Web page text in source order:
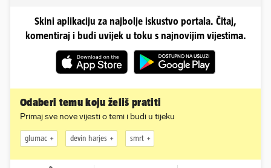
Skini aplikaciju za najbolje iskustvo portala. Čitaj,
komentiraj i budi uvijek u toku s najnovijim vijestima.
Odaberi temu koju želiš pratiti
Primaj sve nove vijesti o temi i budi u tijeku
glumac devin harjes smrt